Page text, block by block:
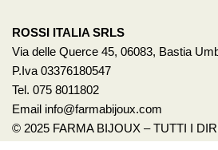
ROSSI ITALIA SRLS
Via delle Querce 45, 06083, Bastia
P.Iva 03376180547
Tel. 075 8011802
Email info@farmabijoux.com
© 2025 FARMA BIJOUX – TUTTI I